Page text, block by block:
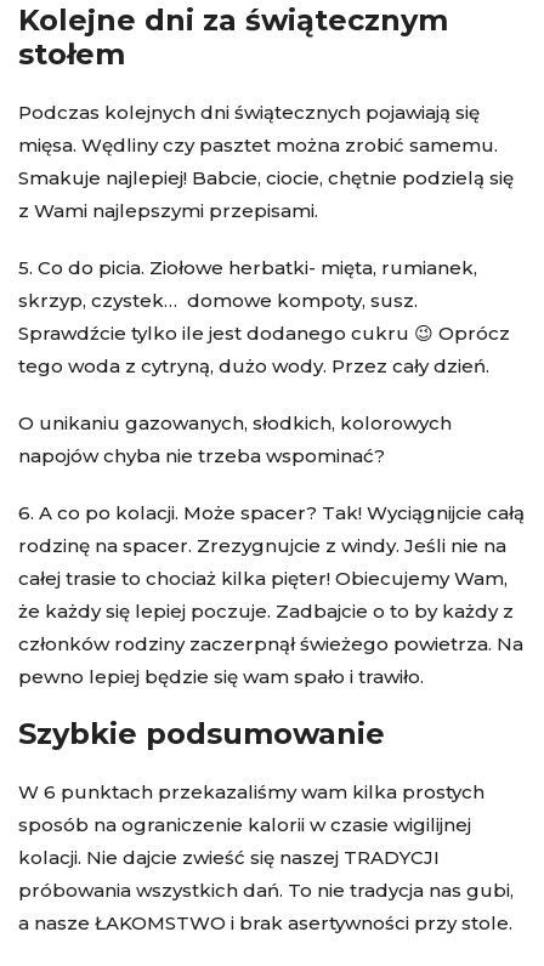
Kolejne dni za świątecznym
stołem
Podczas kolejnych dni świątecznych pojawiają się
mięsa. Wędliny czy pasztet można zrobić samemu.
Smakuje najlepiej! Babcie, ciocie, chętnie podzielą się
z Wami najlepszymi przepisami.
5. Co do picia. Ziołowe herbatki- mięta, rumianek,
skrzyp, czystek… domowe kompoty, susz.
Sprawdźcie tylko ile jest dodanego cukru 😉 Oprócz
tego woda z cytryną, dużo wody. Przez cały dzień.
O unikaniu gazowanych, słodkich, kolorowych
napojów chyba nie trzeba wspominać?
6. A co po kolacji. Może spacer? Tak! Wyciągnijcie całą
rodzinę na spacer. Zrezygnujcie z windy. Jeśli nie na
całej trasie to chociaż kilka pięter! Obiecujemy Wam,
że każdy się lepiej poczuje. Zadbajcie o to by każdy z
członków rodziny zaczerpnął świeżego powietrza. Na
pewno lepiej będzie się wam spało i trawiło.
Szybkie podsumowanie
W 6 punktach przekazaliśmy wam kilka prostych
sposób na ograniczenie kalorii w czasie wigilijnej
kolacji. Nie dajcie zwieść się naszej TRADYCJI
próbowania wszystkich dań. To nie tradycja nas gubi,
a nasze ŁAKOMSTWO i brak asertywności przy stole.